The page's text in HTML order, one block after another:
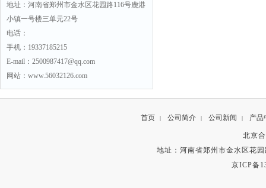
地址：河南省郑州市金水区花园路116号鹿港
小镇一号楼三单元22号
电话：
手机：19337185215
E-mail：2500987417@qq.com
网站：www.56032126.com
首页 | 公司简介 | 公司新闻 | 产品
北京
地址：河南省郑州市金水区花
京ICP备